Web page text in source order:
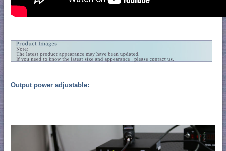
Output power adjustable: